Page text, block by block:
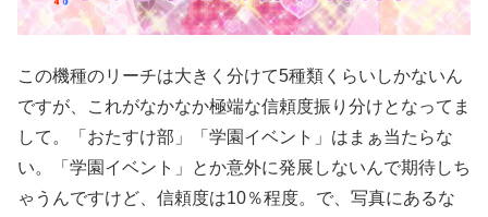
この機種のリーチは大きく分けて5種類くらいしかないん
ですが、これがなかなか極端な信頼度振り分けとなってま
して。「おたすけ部」「学園イベント」はまぁ当たらな
い。「学園イベント」とか意外に発展しないんで期待しち
ゃうんですけど、信頼度は10％程度。で、写真にあるな